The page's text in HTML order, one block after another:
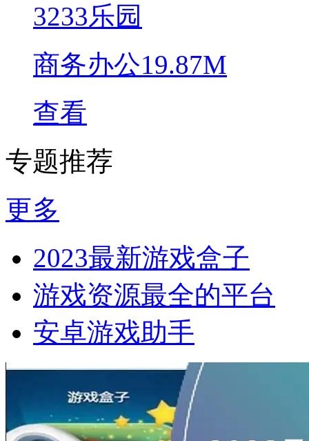
3233乐园
商务办公19.87M
查看
专题推荐
更多
2023最新游戏盒子
游戏资源最全的平台
安卓游戏助手